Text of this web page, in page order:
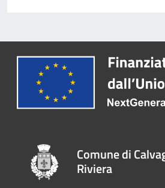
Comune di
Riviera